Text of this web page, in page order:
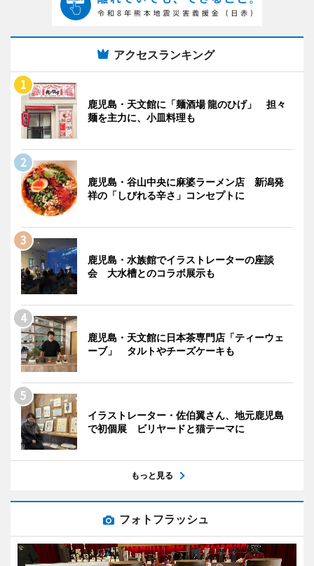
アクセスランキング
鹿児島・天文館に「麺酒場 龍のひげ」 担々
麺を主力に、小皿料理も
鹿児島・谷山中央に麻婆ラーメン店 新潟発
祥の「しびれる辛さ」コンセプトに
鹿児島・水族館でイラストレーターの座談
会 大水槽とのコラボ展示も
鹿児島・天文館に日本茶専門店「ティーウェ
ーブ」 タルトやチーズケーキも
イラストレーター・佐伯翼さん、地元鹿児島
で初個展 ビリヤードと猫テーマに
もっと見る
フォトフラッシュ